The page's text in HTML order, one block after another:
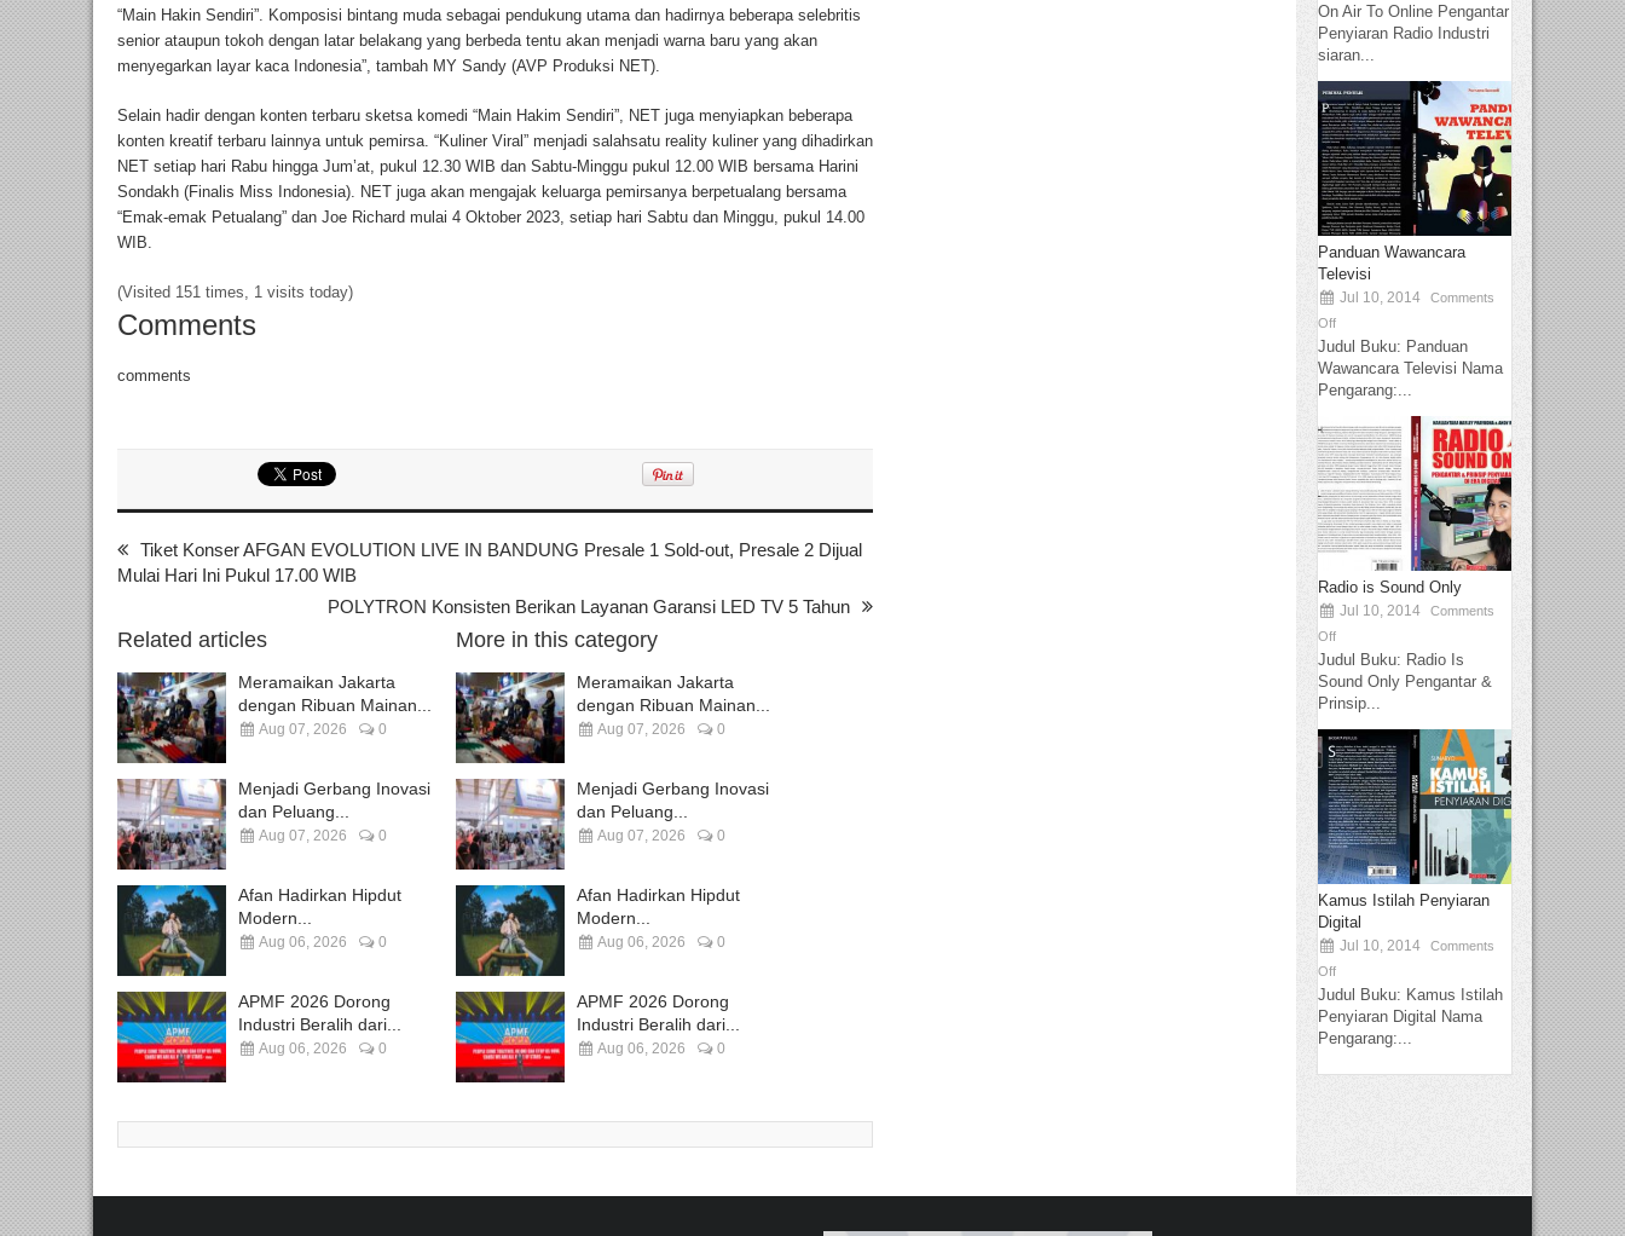
“Main Hakin Sendiri”. Komposisi bintang muda sebagai pendukung utama dan hadirnya beberapa selebritis
senior ataupun tokoh dengan latar belakang yang berbeda tentu akan menjadi warna baru yang akan
menyegarkan layar kaca Indonesia”, tambah MY Sandy (AVP Produksi NET).
Selain hadir dengan konten terbaru sketsa komedi “Main Hakim Sendiri”, NET juga menyiapkan beberapa
konten kreatif terbaru lainnya untuk pemirsa. “Kuliner Viral” menjadi salahsatu reality kuliner yang dihadirkan
NET setiap hari Rabu hingga Jum’at, pukul 12.30 WIB dan Sabtu-Minggu pukul 12.00 WIB bersama Harini
Sondakh (Finalis Miss Indonesia). NET juga akan mengajak keluarga pemirsanya berpetualang bersama
“Emak-emak Petualang” dan Joe Richard mulai 4 Oktober 2023, setiap hari Sabtu dan Minggu, pukul 14.00
WIB.
(Visited 151 times, 1 visits today)
Comments
comments
Tiket Konser AFGAN EVOLUTION LIVE IN BANDUNG Presale 1 Sold-out, Presale 2 Dijual
Mulai Hari Ini Pukul 17.00 WIB
POLYTRON Konsisten Berikan Layanan Garansi LED TV 5 Tahun
Related articles
Meramaikan Jakarta
dengan Ribuan Mainan...
Aug 07, 2026 0
Menjadi Gerbang Inovasi
dan Peluang...
Aug 07, 2026 0
Afan Hadirkan Hipdut
Modern...
Aug 06, 2026 0
APMF 2026 Dorong
Industri Beralih dari...
Aug 06, 2026 0
More in this category
Meramaikan Jakarta
dengan Ribuan Mainan...
Aug 07, 2026 0
Menjadi Gerbang Inovasi
dan Peluang...
Aug 07, 2026 0
Afan Hadirkan Hipdut
Modern...
Aug 06, 2026 0
APMF 2026 Dorong
Industri Beralih dari...
Aug 06, 2026 0
On Air To Online Pengantar
Penyiaran Radio Industri
siaran...
Panduan Wawancara
Televisi
Jul 10, 2014
Comments
Off
Judul Buku: Panduan
Wawancara Televisi Nama
Pengarang:...
Radio is Sound Only
Jul 10, 2014
Comments
Off
Judul Buku: Radio Is
Sound Only Pengantar &
Prinsip...
Kamus Istilah Penyiaran
Digital
Jul 10, 2014
Comments
Off
Judul Buku: Kamus Istilah
Penyiaran Digital Nama
Pengarang:...